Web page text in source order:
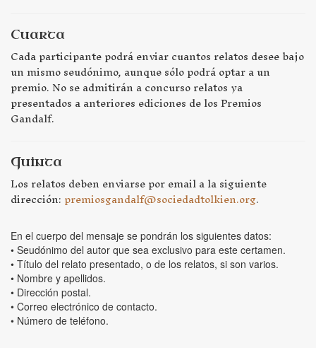
Cuarta
Cada participante podrá enviar cuantos relatos desee bajo
un mismo seudónimo, aunque sólo podrá optar a un
premio. No se admitirán a concurso relatos ya
presentados a anteriores ediciones de los Premios
Gandalf.
Quinta
Los relatos deben enviarse por email a la siguiente
dirección:premiosgandalf@sociedadtolkien.org.
En el cuerpo del mensaje se pondrán los siguientes datos:
• Seudónimo del autor que sea exclusivo para este certamen.
• Título del relato presentado, o de los relatos, si son varios.
• Nombre y apellidos.
• Dirección postal.
• Correo electrónico de contacto.
• Número de teléfono.